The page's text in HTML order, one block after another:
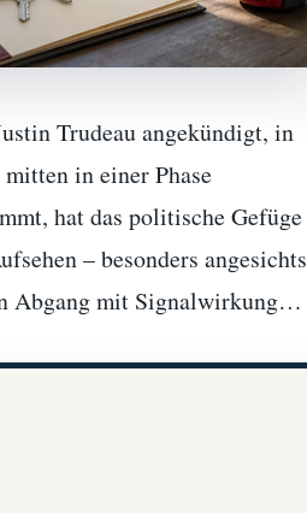
Trudeau angekündigt, in
in einer Phase
hat das politische Gefüge
– besonders angesichts
Abgang mit Signalwirkung…